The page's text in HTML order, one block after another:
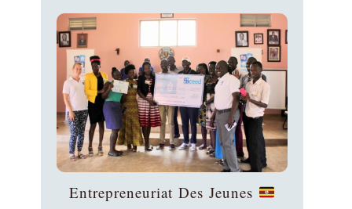
Entrepreneuriat Des Jeunes